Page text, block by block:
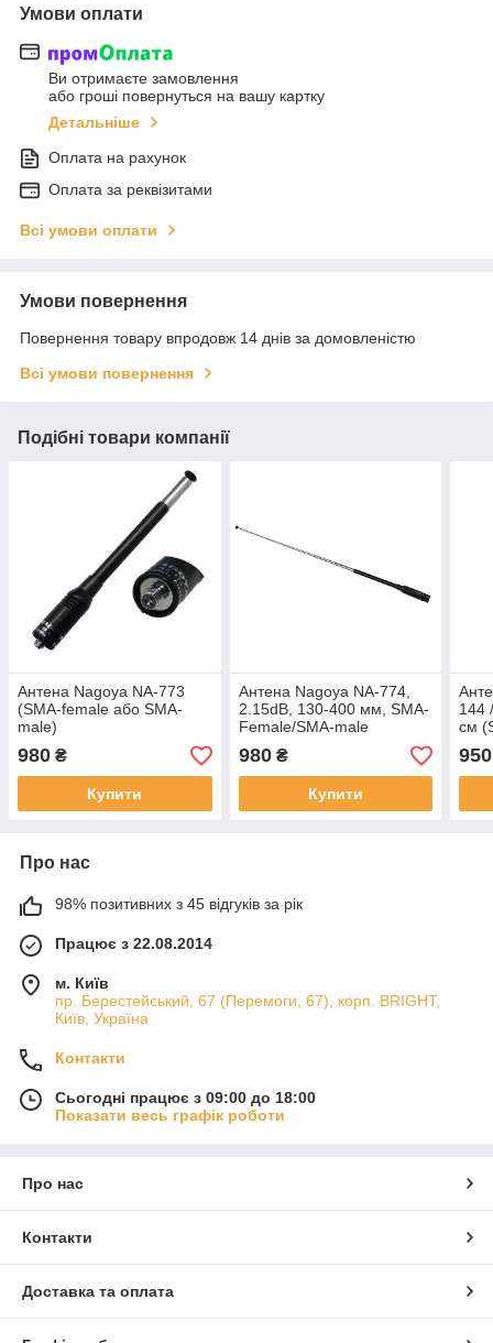
Умови оплати
Ви отримаєте замовлення
або гроші повернуться на вашу картку
Детальніше
Оплата на рахунок
Оплата за реквізитами
Всі умови оплати
Умови повернення
Повернення товару впродовж 14 днів за домовленістю
Всі умови повернення
Подібні товари компанії
Антена Nagoya NA-773
(SMA-female або SMA-
male)
980 ₴
Купити
Антена Nagoya NA-774,
2.15dB, 130-400 мм, SMA-
Female/SMA-male
980₴
Купити
144
см
950
Про нас
98% позитивних з 45 відгуків за рік
Працює з 22.08.2014
м. Київ
пр. Берестейський, 67 (Перемоги, 67), корп. ВRIGHT,
Київ, Україна
Контакти
Сьогодні працює з 09:00 до 18:00
Показати весь графік роботи
Про нас
Контакти
Доставка та оплата